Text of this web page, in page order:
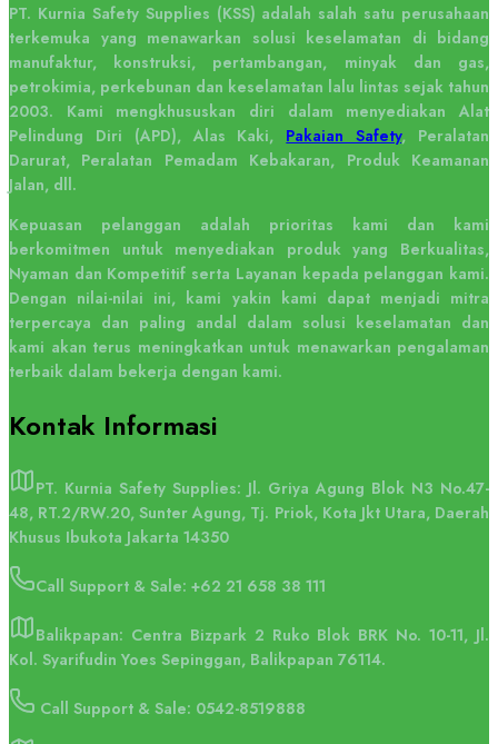
PT. Kurnia Safety Supplies (KSS) adalah salah satu perusahaan
terkemuka yang menawarkan solusi keselamatan di bidang
manufaktur, konstruksi, pertambangan, minyak dan gas,
petrokimia, perkebunan dan keselamatan lalu lintas sejak tahun
2003. Kami mengkhususkan diri dalam menyediakan Alat
Pelindung Diri (APD), Alas Kaki, Pakaian Safety, Peralatan
Darurat, Peralatan Pemadam Kebakaran, Produk Keamanan
Jalan, dll.
Kepuasan pelanggan adalah prioritas kami dan kami
berkomitmen untuk menyediakan produk yang Berkualitas,
Nyaman dan Kompetitif serta Layanan kepada pelanggan kami.
Dengan nilai-nilai ini, kami yakin kami dapat menjadi mitra
terpercaya dan paling andal dalam solusi keselamatan dan
kami akan terus meningkatkan untuk menawarkan pengalaman
terbaik dalam bekerja dengan kami.
Kontak Informasi
PT. Kurnia Safety Supplies: Jl. Griya Agung Blok N3 No.47-
48, RT.2/RW.20, Sunter Agung, Tj. Priok, Kota Jkt Utara, Daerah
Khusus Ibukota Jakarta 14350
Call Support & Sale: +62 21 658 38 111
Balikpapan: Centra Bizpark 2 Ruko Blok BRK No. 10-11, Jl.
Kol. Syarifudin Yoes Sepinggan, Balikpapan 76114.
Call Support & Sale: 0542-8519888